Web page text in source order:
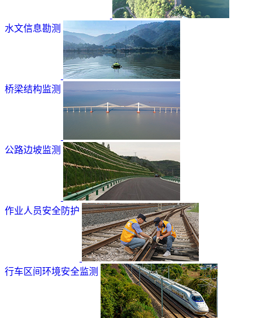
水文信息勘测
桥梁结构监测
公路边坡监测
作业人员安全防护
行车区间环境安全监测